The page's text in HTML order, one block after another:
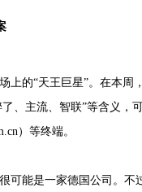
的“天王巨星”。在本周
、主流、智联”等含义，
）等终端。
可能是一家德国公司。不